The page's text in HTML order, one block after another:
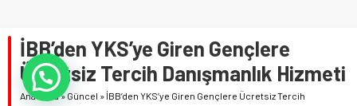
İBB’den YKS’ye Giren Gençlere
Ücretsiz Tercih Danışmanlık Hizmeti
Anasayfa» Güncel » İBB’den YKS’ye Giren Gençlere Ücretsiz Tercih